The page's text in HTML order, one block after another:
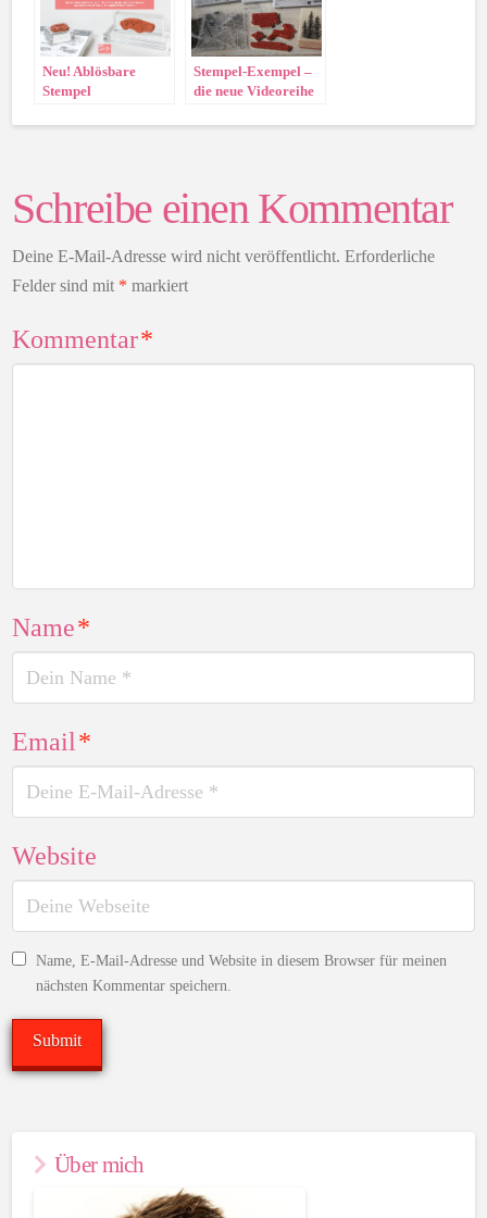
Neu! Ablösbare
Stempel
Stempel-Exempel –
die neue Videoreihe
Schreibe einen Kommentar
Deine E-Mail-Adresse wird nicht veröffentlicht. Erforderliche
Felder sind mit * markiert
Kommentar*
Name*
Email*
Website
Name, E-Mail-Adresse und Website in diesem Browser für meinen
nächsten Kommentar speichern.
Über mich